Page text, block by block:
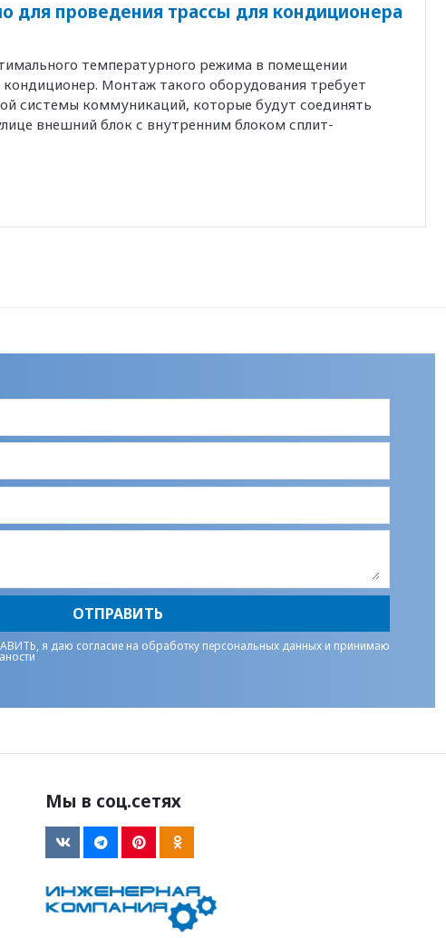
для проведения трассы для кондиционера
температурного режима в помещении
Монтаж такого оборудования требует
системы коммуникаций, которые будут соединять
внешний блок с внутренним блоком сплит-
ОТПРАВИТЬ
я даю согласие на обработку персональных данных и принимаю
Мы в соц.сетях